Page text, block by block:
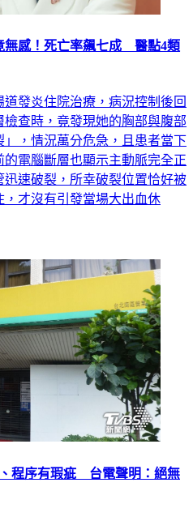
無感！死亡率飆七成 醫點4類
發炎住院治療，病況控制後回
查時，竟發現她的胸部與腹部
，情況萬分危急，且患者當下
電腦斷層也顯示主動脈完全正
速破裂，所幸破裂位置恰好被
才沒有引發當場大出血休
程序有瑕疵 台電聲明：絕無